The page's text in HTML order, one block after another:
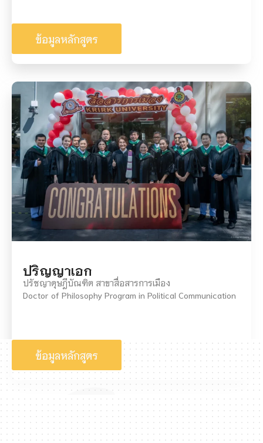
ข้อมูลหลักสูตร
ปริญญาเอก
ปรัชญาดุษฎีบัณฑิต สาขาสื่อสารการเมือง
Doctor of Philosophy Program in Political Communication
ข้อมูลหลักสูตร